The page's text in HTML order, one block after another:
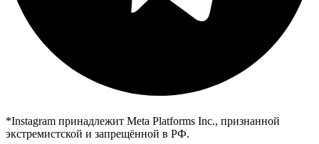
*Instagram принадлежит Meta Platforms Inc., признанной
экстремистской и запрещённой в РФ.